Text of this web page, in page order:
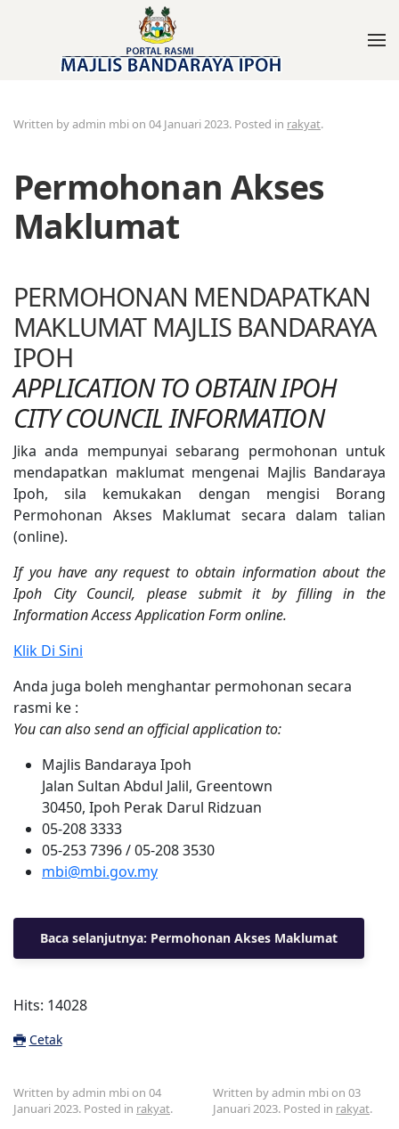
Written by admin mbi on 04 Januari 2023. Posted in rakyat.
Permohonan Akses
Maklumat
PERMOHONAN MENDAPATKAN
MAKLUMAT MAJLIS BANDARAYA
IPOH
APPLICATION TO OBTAIN IPOH
CITY COUNCIL INFORMATION
Jika anda mempunyai sebarang permohonan untuk
mendapatkan maklumat mengenai Majlis Bandaraya
Ipoh, sila kemukakan dengan mengisi Borang
Permohonan Akses Maklumat secara dalam talian
(online).
If you have any request to obtain information about the
Ipoh City Council, please submit it by filling in the
Information Access Application Form online.
Klik Di Sini
Anda juga boleh menghantar permohonan secara
rasmi ke :
You can also send an official application to:
Majlis Bandaraya Ipoh
Jalan Sultan Abdul Jalil, Greentown
30450, Ipoh Perak Darul Ridzuan
05-208 3333
05-253 7396 / 05-208 3530
mbi@mbi.gov.my
Baca selanjutnya: Permohonan Akses Maklumat
Hits: 14028
Cetak
Written by admin mbi on 04
Januari 2023. Posted in rakyat.
Written by admin mbi on 03
Januari 2023. Posted in rakyat.